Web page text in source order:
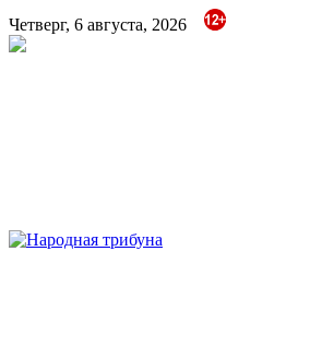
Четверг, 6 августа, 2026